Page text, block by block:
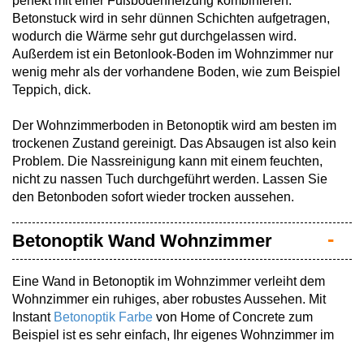
Betonstuck wird in sehr dünnen Schichten aufgetragen,
wodurch die Wärme sehr gut durchgelassen wird.
Außerdem ist ein Betonlook-Boden im Wohnzimmer nur
wenig mehr als der vorhandene Boden, wie zum Beispiel
Teppich, dick.
Der Wohnzimmerboden in Betonoptik wird am besten im
trockenen Zustand gereinigt. Das Absaugen ist also kein
Problem. Die Nassreinigung kann mit einem feuchten,
nicht zu nassen Tuch durchgeführt werden. Lassen Sie
den Betonboden sofort wieder trocken aussehen.
Betonoptik Wand Wohnzimmer
Eine Wand in Betonoptik im Wohnzimmer verleiht dem
Wohnzimmer ein ruhiges, aber robustes Aussehen. Mit
Instant Betonoptik Farbe von Home of Concrete zum
Beispiel ist es sehr einfach, Ihr eigenes Wohnzimmer im